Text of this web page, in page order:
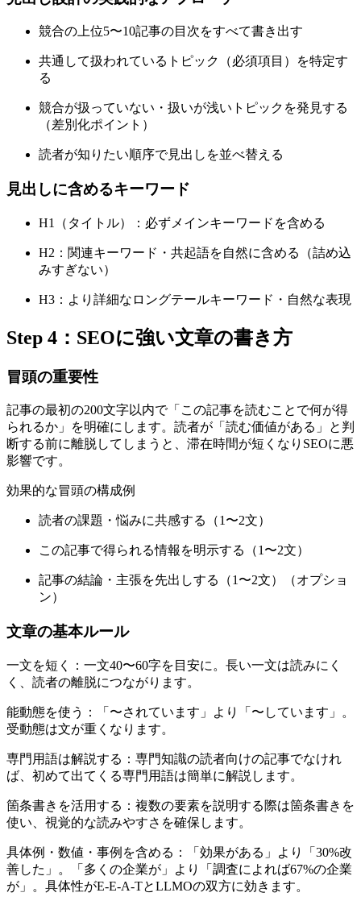
競合の上位5〜10記事の目次をすべて書き出す
共通して扱われているトピック（必須項目）を特定す
る
競合が扱っていない・扱いが浅いトピックを発見する
（差別化ポイント）
読者が知りたい順序で見出しを並べ替える
見出しに含めるキーワード
H1（タイトル）：必ずメインキーワードを含める
H2：関連キーワード・共起語を自然に含める（詰め込
みすぎない）
H3：より詳細なロングテールキーワード・自然な表現
Step 4：SEOに強い文章の書き方
冒頭の重要性
記事の最初の200文字以内で「この記事を読むことで何が得
られるか」を明確にします。読者が「読む価値がある」と判
断する前に離脱してしまうと、滞在時間が短くなりSEOに悪
影響です。
効果的な冒頭の構成例
読者の課題・悩みに共感する（1〜2文）
この記事で得られる情報を明示する（1〜2文）
記事の結論・主張を先出しする（1〜2文）（オプショ
ン）
文章の基本ルール
一文を短く：一文40〜60字を目安に。長い一文は読みにく
く、読者の離脱につながります。
能動態を使う：「〜されています」より「〜しています」。
受動態は文が重くなります。
専門用語は解説する：専門知識の読者向けの記事でなけれ
ば、初めて出てくる専門用語は簡単に解説します。
箇条書きを活用する：複数の要素を説明する際は箇条書きを
使い、視覚的な読みやすさを確保します。
具体例・数値・事例を含める：「効果がある」より「30%改
善した」。「多くの企業が」より「調査によれば67%の企業
が」。具体性がE-E-A-TとLLMOの双方に効きます。